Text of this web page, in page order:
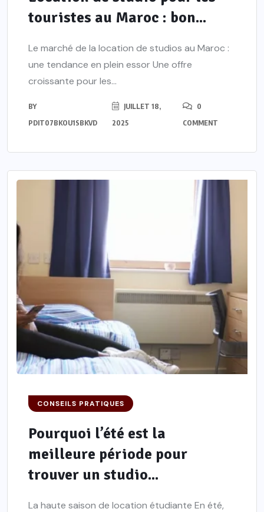
touristes au Maroc : bon...
Le marché de la location de studios au Maroc :
une tendance en plein essor Une offre
croissante pour les...
BY
PDIT07BKOU1SBKVD
JUILLET 18,
2025
0
COMMENT
CONSEILS PRATIQUES
Pourquoi l’été est la
meilleure période pour
trouver un studio...
La haute saison de location étudiante En été,